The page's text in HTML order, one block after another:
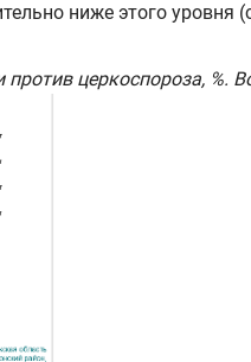
ниже этого уровня
церкоспороза,